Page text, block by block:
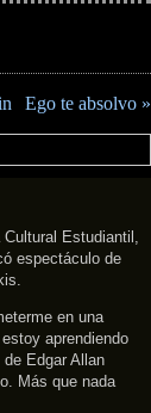
Ego te absolvo »
Estudiantil,
espectáculo de
en una
aprendiendo
Edgar Allan
Más que nada